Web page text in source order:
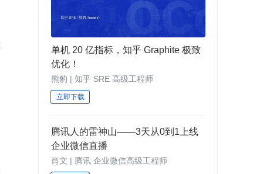
单机 20 亿指标，知乎 Graphite 极致
优化！
熊豹 | 知乎 SRE 高级工程师
立即下载
腾讯人的雷神山——3天从0到1上线
企业微信直播
肖文 | 腾讯 企业微信高级工程师